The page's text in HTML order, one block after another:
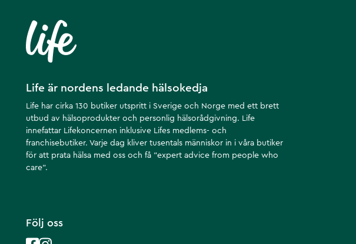
Life är nordens ledande hälsokedja
Life har cirka 130 butiker utspritt i Sverige och Norge med ett brett
utbud av hälsoprodukter och personlig hälsorådgivning. Life
innefattar Lifekoncernen inklusive Lifes medlems- och
franchisebutiker. Varje dag kliver tusentals människor in i våra butiker
för att prata hälsa med oss och få ”expert advice from people who
care”.
Följ oss